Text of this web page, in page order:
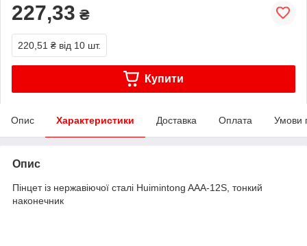
227,33 ₴
220,51 ₴ від 10 шт.
Купити
Опис Характеристики Доставка Оплата Умови
Опис
Пінцет із нержавіючої сталі Huimintong AAA-12S, тонкий
наконечник